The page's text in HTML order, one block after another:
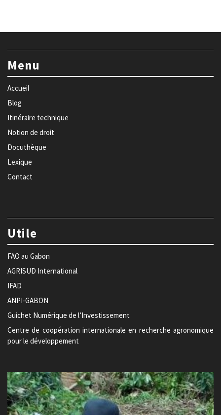
Menu
Accueil
Blog
Itinéraire technique
Notion de droit
Docuthèque
Lexique
Contact
Utile
FAO au Gabon
AGRISUD International
IFAD
ANPI-GABON
Guichet Numérique de l’Investissement
Centre de coopération internationale en recherche agronomique
pour le développement